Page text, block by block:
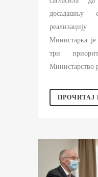
досадашњу
Министарка је
три
Министарство
ПРОЧИТАЈ